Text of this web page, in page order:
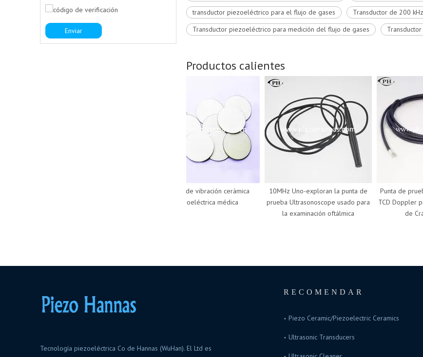
Enviar
transductor piezoeléctrico para el flujo de gases
Transductor de 200
Transductor piezoeléctrico para medición del flujo de gases
Productos calientes
Sensor de vibración cerámica
piezoeléctrica médica
10MHz Uno-exploran la punta de
prueba Ultrasonoscope usado para
la examinación oftálmica
Punta de
TCD Doppler
de
Tecnología piezoeléctrica Co de Hannas (WuHan). El Ltd es
RECOMENDAR
Piezo Ceramic/Piezoelectric Ceramics
Ultrasonic Transducers